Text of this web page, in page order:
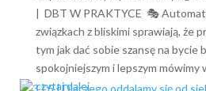
| DBT W PRAKTYCE 🎭
związkach z bliskimi sprawiają, że
tym jak dać sobie szansę na bycie
spokojniejszym i lepszym mówimy
czytaj dalej